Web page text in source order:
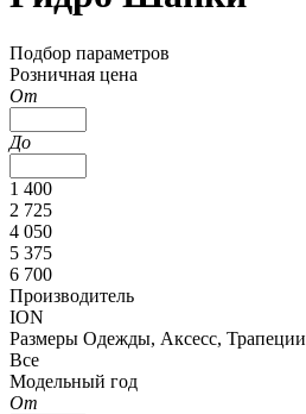
Подбор параметров
Розничная цена
От
До
1 400
2 725
4 050
5 375
6 700
Производитель
ION
Размеры Одежды, Аксесс, Трапеции
Все
Модельный год
От